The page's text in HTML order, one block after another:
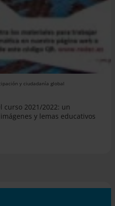
y ciudadanía global
curso 2021/2022: un
y lemas educativos